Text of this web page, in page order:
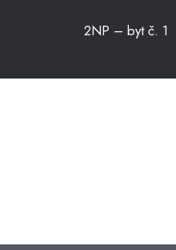
2NP – byt č. 1